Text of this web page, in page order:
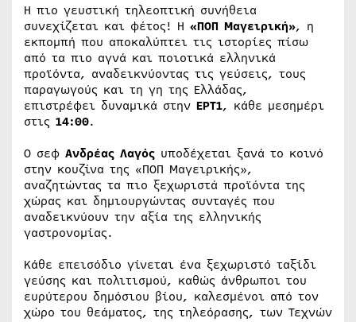
Η πιο γευστική τηλεοπτική συνήθεια
συνεχίζεται και φέτος! Η «ΠΟΠ Μαγειρική», η
εκπομπή που αποκαλύπτει τις ιστορίες πίσω
από τα πιο αγνά και ποιοτικά ελληνικά
προϊόντα, αναδεικνύοντας τις γεύσεις, τους
παραγωγούς και τη γη της Ελλάδας,
επιστρέφει δυναμικά στην ΕΡΤ1, κάθε μεσημέρι
στις 14:00.
Ο σεφ Ανδρέας Λαγός υποδέχεται ξανά το κοινό
στην κουζίνα της «ΠΟΠ Μαγειρικής»,
αναζητώντας τα πιο ξεχωριστά προϊόντα της
χώρας και δημιουργώντας συνταγές που
αναδεικνύουν την αξία της ελληνικής
γαστρονομίας.
Κάθε επεισόδιο γίνεται ένα ξεχωριστό ταξίδι
γεύσης και πολιτισμού, καθώς άνθρωποι του
ευρύτερου δημόσιου βίου, καλεσμένοι από τον
χώρο του θεάματος, της τηλεόρασης, των Τεχνών